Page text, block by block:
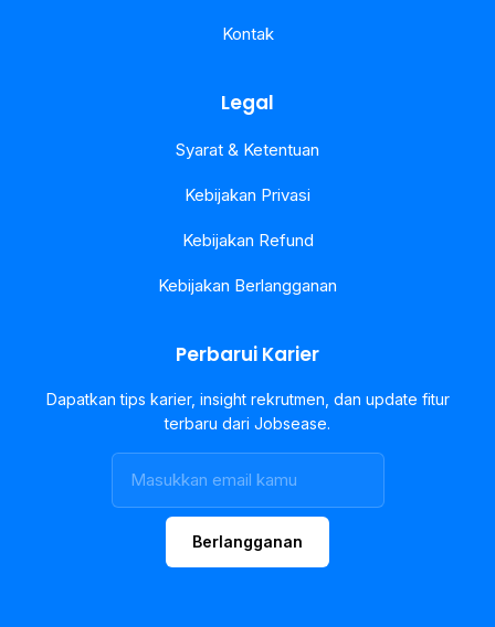
Kontak
Legal
Syarat & Ketentuan
Kebijakan Privasi
Kebijakan Refund
Kebijakan Berlangganan
Perbarui Karier
Dapatkan tips karier, insight rekrutmen, dan update fitur
terbaru dari Jobsease.
Berlangganan